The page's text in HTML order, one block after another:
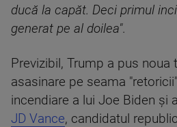
ducă la capăt. Deci primul
generat pe al doilea".
Previzibil, Trump a pus noua
asasinare pe seama
incendiare a lui Joe Biden şi
JD Vance, candidatul